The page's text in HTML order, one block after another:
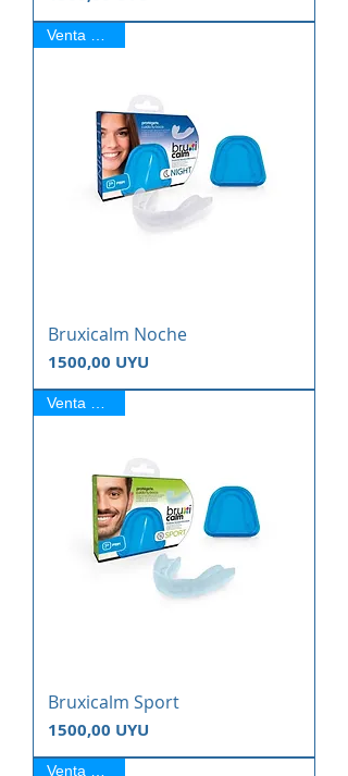
Bruxicalm Noche
Precio
1500,00 UYU
Bruxicalm Sport
Precio
1500,00 UYU